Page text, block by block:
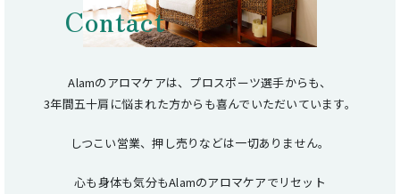
Contact
Alamのアロマケアは、プロスポーツ選手からも、
3年間五十肩に悩まれた方からも喜んでいただいています。
しつこい営業、押し売りなどは一切ありません。
心も身体も気分もAlamのアロマケアでリセット